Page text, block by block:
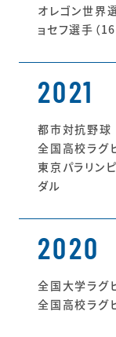
オレゴン世界
ョセフ選手（
2021
都市対抗野
全国高校ラ
東京パラリン
ダル
2020
全国大学ラ
全国高校ラ